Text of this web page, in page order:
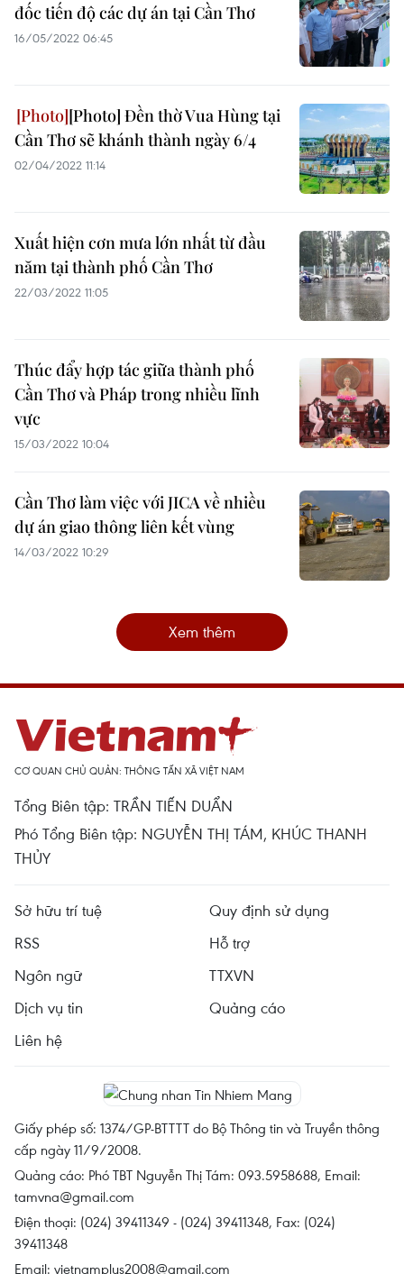
đốc tiến độ các dự án tại Cần Thơ
16/05/2022 06:45
[Photo] Đền thờ Vua Hùng tại
Cần Thơ sẽ khánh thành ngày 6/4
02/04/2022 11:14
Xuất hiện cơn mưa lớn nhất từ đầu
năm tại thành phố Cần Thơ
22/03/2022 11:05
Thúc đẩy hợp tác giữa thành phố
Cần Thơ và Pháp trong nhiều lĩnh
vực
15/03/2022 10:04
Cần Thơ làm việc với JICA về nhiều
dự án giao thông liên kết vùng
14/03/2022 10:29
Xem thêm
CƠ QUAN CHỦ QUẢN: THÔNG TẤN XÃ VIỆT NAM
Tổng Biên tập: TRẦN TIẾN DUẨN
Phó Tổng Biên tập: NGUYỄN THỊ TÁM, KHÚC THANH
THỦY
Sở hữu trí tuệ
Quy định sử dụng
RSS
Hỗ trợ
Ngôn ngữ
TTXVN
Dịch vụ tin
Quảng cáo
Liên hệ
Giấy phép số: 1374/GP-BTTTT do Bộ Thông tin và Truyền thông
cấp ngày 11/9/2008.
Quảng cáo: Phó TBT Nguyễn Thị Tám: 093.5958688, Email:
tamvna@gmail.com
Điện thoại: (024) 39411349 - (024) 39411348, Fax: (024)
39411348
Email: vietnamplus2008@gmail.com